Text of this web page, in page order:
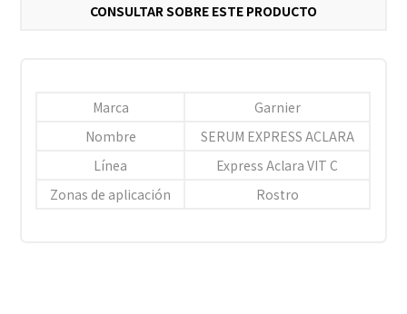
CONSULTAR SOBRE ESTE PRODUCTO
Marca
Garnier
Nombre
SERUM EXPRESS ACLARA
Línea
Express Aclara VIT C
Zonas de aplicación
Rostro